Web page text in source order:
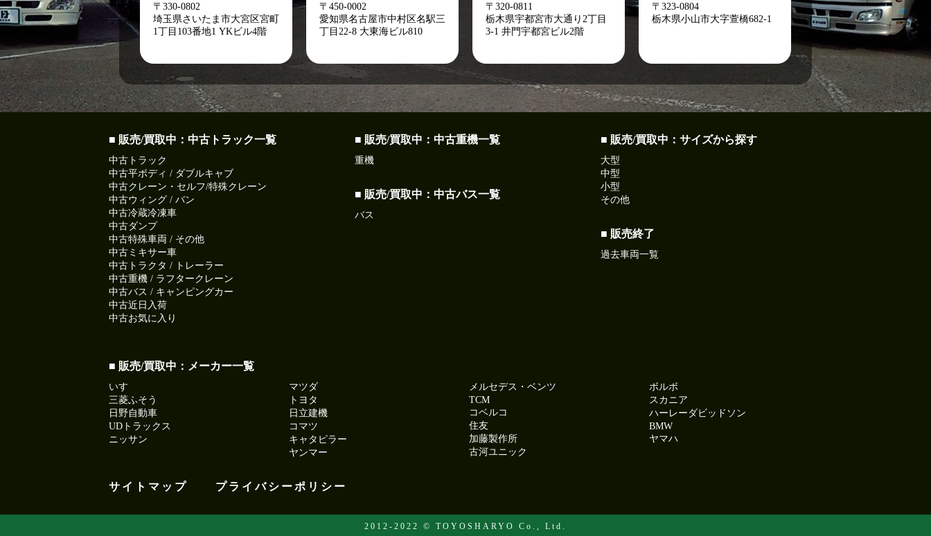
〒330-0802
埼玉県さいたま市大宮区宮町
1丁目103番地1 YKビル4階
〒450-0002
愛知県名古屋市中村区名駅三
丁目22-8 大東海ビル810
〒320-0811
栃木県宇都宮市大通り2丁目
3-1 井門宇都宮ビル2階
〒323-0804
栃木県小山市大字萱橋682-1
■ 販売/買取中：中古トラック一覧
中古トラック
中古平ボディ / ダブルキャブ
中古クレーン・セルフ/特殊クレーン
中古ウィング / バン
中古冷蔵冷凍車
中古ダンプ
中古特殊車両 / その他
中古ミキサー車
中古トラクタ / トレーラー
中古重機 / ラフタークレーン
中古バス / キャンピングカー
中古近日入荷
中古お気に入り
■ 販売/買取中：中古重機一覧
重機
■ 販売/買取中：中古バス一覧
バス
■ 販売/買取中：サイズから探す
大型
中型
小型
その他
■ 販売終了
過去車両一覧
■ 販売/買取中：メーカー一覧
いすゞ
三菱ふそう
日野自動車
UDトラックス
ニッサン
マツダ
トヨタ
日立建機
コマツ
キャタピラー
ヤンマー
メルセデス・ベンツ
TCM
コベルコ
住友
加藤製作所
古河ユニック
ボルボ
スカニア
ハーレーダビッドソン
BMW
ヤマハ
サイトマップ プライバシーポリシー
2012-2022 © TOYOSHARYO Co., Ltd.